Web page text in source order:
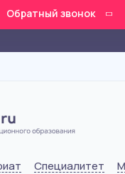
Обратный звонок
Специалитет